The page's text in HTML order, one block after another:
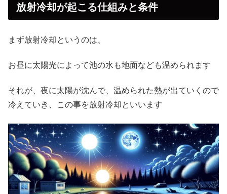
放射冷却が起こる仕組みと条件
まず放射冷却というのは、
お昼に太陽光によって池の水も地面なども温められます
それが、夜に太陽が沈んで、温められた熱が出ていくので
冷えていき、この事を放射冷却といいます